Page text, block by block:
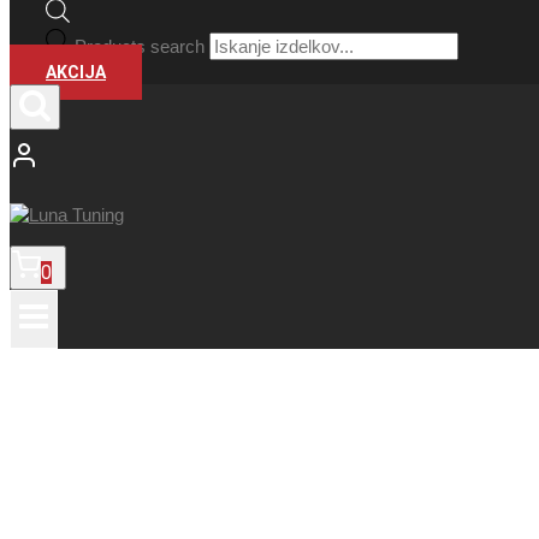
Products search
AKCIJA
0